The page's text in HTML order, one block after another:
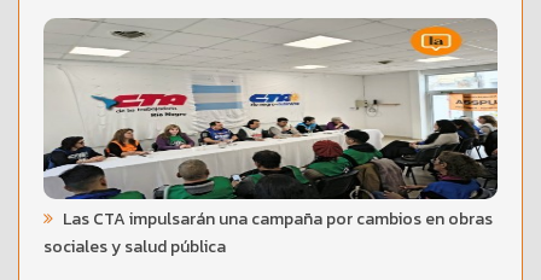
Las CTA impulsarán una campaña por cambios en obras
sociales y salud pública